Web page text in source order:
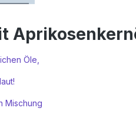
Öle,
Mischung